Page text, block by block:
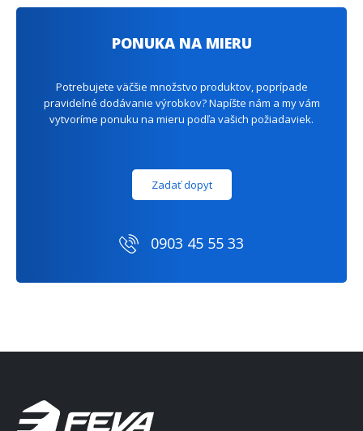
PONUKA NA MIERU
Potrebujete väčšie množstvo produktov, poprípade
pravidelné dodávanie výrobkov? Napíšte nám a my vám
vytvoríme ponuku na mieru podľa vašich požiadaviek.
Zadať dopyt
0903 45 55 33